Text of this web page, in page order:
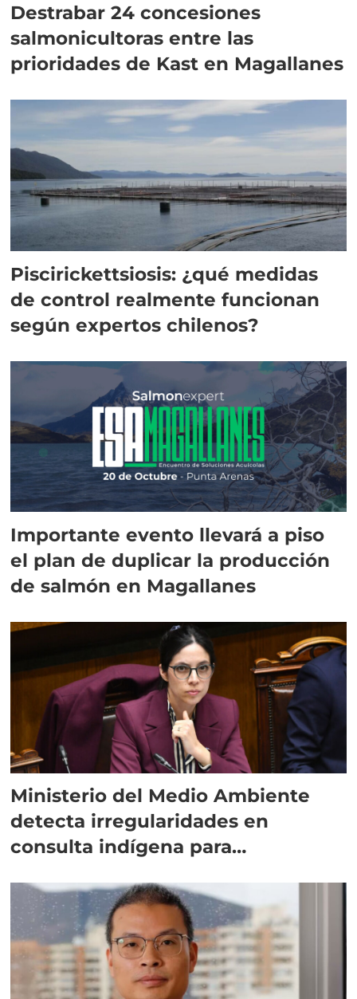
Destrabar 24 concesiones
salmonicultoras entre las
prioridades de Kast en Magallanes
Piscirickettsiosis: ¿qué medidas
de control realmente funcionan
según expertos chilenos?
Importante evento llevará a piso
el plan de duplicar la producción
de salmón en Magallanes
Ministerio del Medio Ambiente
detecta irregularidades en
consulta indígena para